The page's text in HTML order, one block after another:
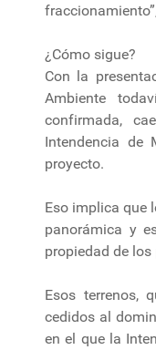
¿Cómo sigue?
Con la
Ambiente
confirmada,
Intendencia de
proyecto.
Eso implica que
panorámica y
propiedad de
Esos terrenos,
cedidos al
en el que la